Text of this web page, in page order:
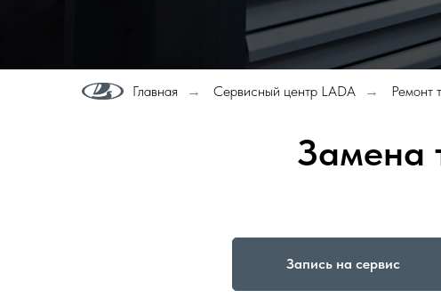
Главная → Сервисный центр LADA → Ремонт
Замена
Запись на сервис